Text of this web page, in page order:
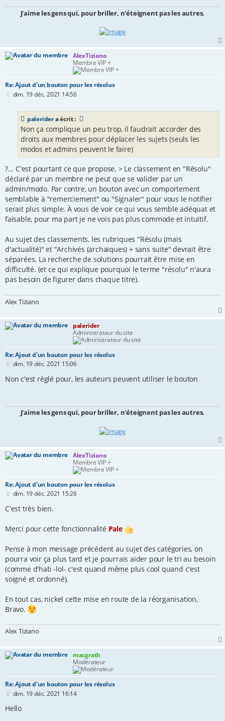
J'aime les gens qui, pour briller, n'éteignent pas les autres.
AlexTiziano
Membre VIP +
Re: Ajout d'un bouton pour les résolus
M
dim. 19 déc. 2021 14:56
paleridera écrit :
Non ça complique un peu trop, il faudrait accorder des
droits aux membres pour déplacer les sujets (seuls les
modos et admins peuvent le faire)
?... C'est pourtant ce que propose. > Le classement en "Résolu"
déclaré par un membre ne peut que se valider par un
admin/modo. Par contre, un bouton avec un comportement
semblable à "remerciement" ou "Signaler" pour vous le notifier
serait plus simple. À vous de voir ce qui vous semble adéquat et
faisable, pour ma part je ne vois pas plus commode et intuitif.
Au sujet des classements, les rubriques "Résolu (mais
d'actualité)" et "Archivés (archaïques) + sans suite" devrait être
séparées. La recherche de solutions pourrait être mise en
difficulté. (et ce qui explique pourquoi le terme "résolu" n'aura
pas besoin de figurer dans chaque titre).
Alex Tiziano
palerider
Administrateur du site
Re: Ajout d'un bouton pour les résolus
M
s
e
dim. 19 déc. 2021 15:06
Non c'est réglé pour, les auteurs peuvent utiliser le bouton
J'aime les gens qui, pour briller, n'éteignent pas les autres.
AlexTiziano
Membre VIP +
Re: Ajout d'un bouton pour les résolus
M
s
s
g
dim. 19 déc. 2021 15:26
C'est très bien.
Merci pour cette fonctionnalité Pale
Pense à mon message précédent au sujet des catégories, on
pourra voir ça plus tard et je pourrais aider pour le tri au besoin
(comme d'hab -lol- c'est quand même plus cool quand c'est
soigné et ordonné).
En tout cas, nickel cette mise en route de la réorganisation,
Bravo.
Alex Tiziano
macgrath
Modérateur
Re: Ajout d'un bouton pour les résolus
M
s
dim. 19 déc. 2021 16:14
Hello